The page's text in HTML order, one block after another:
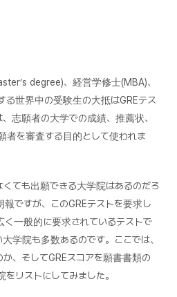
degree)、経営学修士(MBA)、
る世界中の受験生の大抵はGREテス
、志願者の大学での成績、推薦状、
者を審査する目的として使われま
ても出願できる大学院はあるのだろ
ですが、このGREテストを要求し
一般的に要求されているテストで
学院も多数あるのです。ここでは、
、そしてGREスコアを願書書類の
リストにしてみました。